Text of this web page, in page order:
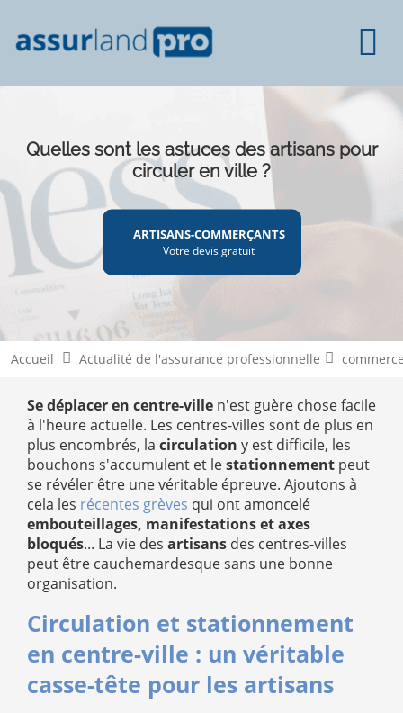
Quelles sont les astuces des artisans pour
circuler en ville ?
ARTISANS-COMMERÇANTS
Votre devis gratuit
Accueil Actualité de l'assurance professionnelle
Se déplacer en centre-ville n'est guère chose facile
à l'heure actuelle. Les centres-villes sont de plus en
plus encombrés, la circulation y est difficile, les
bouchons s'accumulent et lestationnement peut
se révéler être une véritable épreuve. Ajoutons à
cela les récentes grèves qui ont amoncelé
embouteillages, manifestations et axes
bloqués... La vie des artisans des centres-villes
peut être cauchemardesque sans une bonne
organisation.
Circulation et stationnement
en centre-ville : un véritable
casse-tête pour les artisans